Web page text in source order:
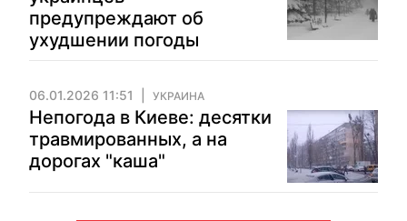
предупреждают об
ухудшении погоды
06.01.2026 11:51 УКРАИНА
Непогода в Киеве: десятки
травмированных, а на
дорогах "каша"